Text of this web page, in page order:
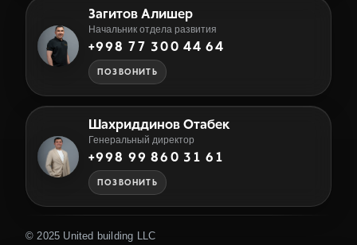
Загитов Алишер
Начальник отдела развития
+998 77 300 44 64
ПОЗВОНИТЬ
Шахриддинов Отабек
Генеральный директор
+998 99 860 31 61
ПОЗВОНИТЬ
© 2025 United building LLC